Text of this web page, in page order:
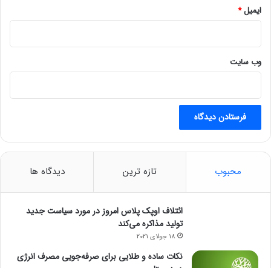
ا
ل
و
ق
د
د
ایمیل*
وب‌ سایت
محبوب تازه ترین دیدگاه ها
ائتلاف اوپک پلاس امروز در مورد سیاست جدید
تولید مذاکره می‌کند
18 جولای 2021
نکات ساده و طلایی برای صرفه‌جویی مصرف انرژی